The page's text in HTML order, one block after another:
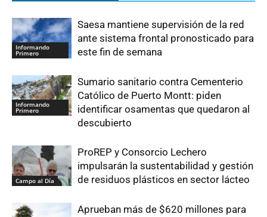
Informando
Primero
Saesa mantiene supervisión de la red
ante sistema frontal pronosticado para
este fin de semana
Informando
Primero
Sumario sanitario contra Cementerio
Católico de Puerto Montt: piden
identificar osamentas que quedaron al
descubierto
Campo al Día
ProREP y Consorcio Lechero
impulsarán la sustentabilidad y gestión
de residuos plásticos en sector lácteo
Aprueban más de $620 millones para